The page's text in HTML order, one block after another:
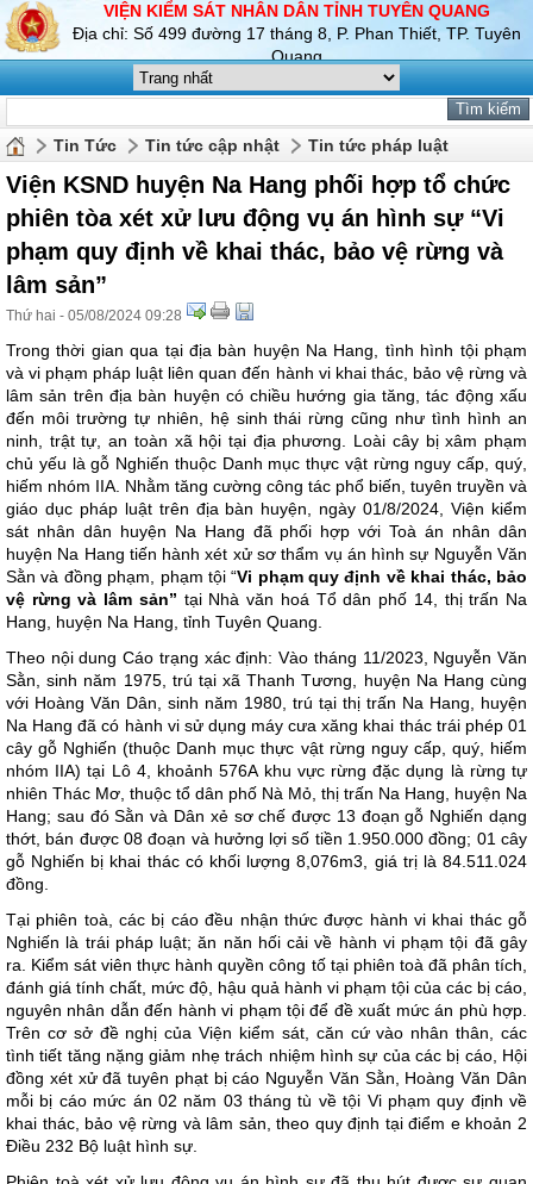
VIỆN KIỂM SÁT NHÂN DÂN TỈNH TUYÊN QUANG
Địa chỉ: Số 499 đường 17 tháng 8, P. Phan Thiết, TP. Tuyên
Quang
Tin Tức Tin tức cập nhật Tin tức pháp luật
Viện KSND huyện Na Hang phối hợp tổ chức
phiên tòa xét xử lưu động vụ án hình sự “Vi
phạm quy định về khai thác, bảo vệ rừng và
lâm sản”
Thứ hai - 05/08/2024 09:28
Trong thời gian qua tại địa bàn huyện Na Hang, tình hình tội phạm
và vi phạm pháp luật liên quan đến hành vi khai thác, bảo vệ rừng và
lâm sản trên địa bàn huyện có chiều hướng gia tăng, tác động xấu
đến môi trường tự nhiên, hệ sinh thái rừng cũng như tình hình an
ninh, trật tự, an toàn xã hội tại địa phương. Loài cây bị xâm phạm
chủ yếu là gỗ Nghiến thuộc Danh mục thực vật rừng nguy cấp, quý,
hiếm nhóm IIA. Nhằm tăng cường công tác phổ biến, tuyên truyền và
giáo dục pháp luật trên địa bàn huyện, ngày 01/8/2024, Viện kiểm
sát nhân dân huyện Na Hang đã phối hợp với Toà án nhân dân
huyện Na Hang tiến hành xét xử sơ thẩm vụ án hình sự Nguyễn Văn
Sằn và đồng phạm, phạm tội “Vi phạm quy định về khai thác, bảo
vệ rừng và lâm sản” tại Nhà văn hoá Tổ dân phố 14, thị trấn Na
Hang, huyện Na Hang, tỉnh Tuyên Quang.
Theo nội dung Cáo trạng xác định: Vào tháng 11/2023, Nguyễn Văn
Sằn, sinh năm 1975, trú tại xã Thanh Tương, huyện Na Hang cùng
với Hoàng Văn Dân, sinh năm 1980, trú tại thị trấn Na Hang, huyện
Na Hang đã có hành vi sử dụng máy cưa xăng khai thác trái phép 01
cây gỗ Nghiến (thuộc Danh mục thực vật rừng nguy cấp, quý, hiếm
nhóm IIA) tại Lô 4, khoảnh 576A khu vực rừng đặc dụng là rừng tự
nhiên Thác Mơ, thuộc tổ dân phố Nà Mỏ, thị trấn Na Hang, huyện Na
Hang; sau đó Sằn và Dân xẻ sơ chế được 13 đoạn gỗ Nghiến dạng
thớt, bán được 08 đoạn và hưởng lợi số tiền 1.950.000 đồng; 01 cây
gỗ Nghiến bị khai thác có khối lượng 8,076m3 , giá trị là 84.511.024
đồng.
Tại phiên toà, các bị cáo đều nhận thức được hành vi khai thác gỗ
Nghiến là trái pháp luật; ăn năn hối cải về hành vi phạm tội đã gây
ra. Kiểm sát viên thực hành quyền công tố tại phiên toà đã phân tích,
đánh giá tính chất, mức độ, hậu quả hành vi phạm tội của các bị cáo,
nguyên nhân dẫn đến hành vi phạm tội để đề xuất mức án phù hợp.
Trên cơ sở đề nghị của Viện kiểm sát, căn cứ vào nhân thân, các
tình tiết tăng nặng giảm nhẹ trách nhiệm hình sự của các bị cáo, Hội
đồng xét xử đã tuyên phạt bị cáo Nguyễn Văn Sằn, Hoàng Văn Dân
mỗi bị cáo mức án 02 năm 03 tháng tù về tội Vi phạm quy định về
khai thác, bảo vệ rừng và lâm sản, theo quy định tại điểm e khoản 2
Điều 232 Bộ luật hình sự.